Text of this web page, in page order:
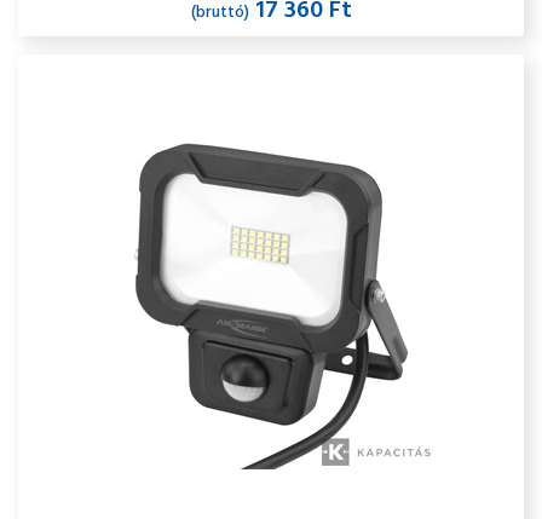
(bruttó)17 360 Ft